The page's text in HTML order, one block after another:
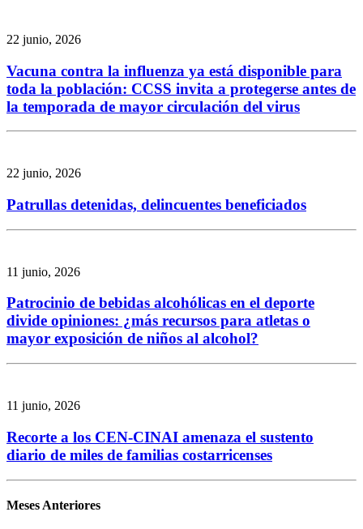
22 junio, 2026
Vacuna contra la influenza ya está disponible para
toda la población: CCSS invita a protegerse antes de
la temporada de mayor circulación del virus
22 junio, 2026
Patrullas detenidas, delincuentes beneficiados
11 junio, 2026
Patrocinio de bebidas alcohólicas en el deporte
divide opiniones: ¿más recursos para atletas o
mayor exposición de niños al alcohol?
11 junio, 2026
Recorte a los CEN-CINAI amenaza el sustento
diario de miles de familias costarricenses
Meses Anteriores